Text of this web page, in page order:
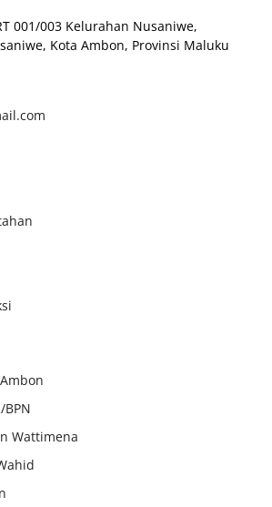
001/003 Kelurahan Nusaniwe,
Kota Ambon, Provinsi Maluku
Wattimena